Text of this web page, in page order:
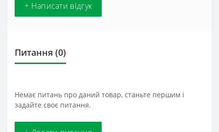
+ Написати відгук
Питання (0)
Немає питань про даний товар, станьте першим і
задайте своє питання.